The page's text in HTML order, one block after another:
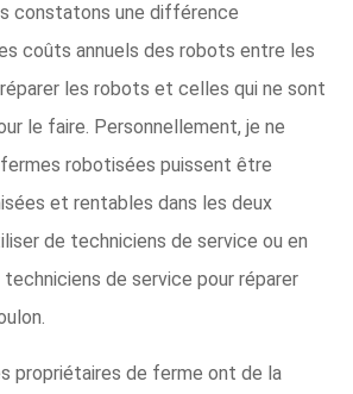
constatons une différence
coûts annuels des robots entre les
les robots et celles qui ne sont
le faire. Personnellement, je ne
robotisées puissent être
et rentables dans les deux
de techniciens de service ou en
de service pour réparer
propriétaires de ferme ont de la